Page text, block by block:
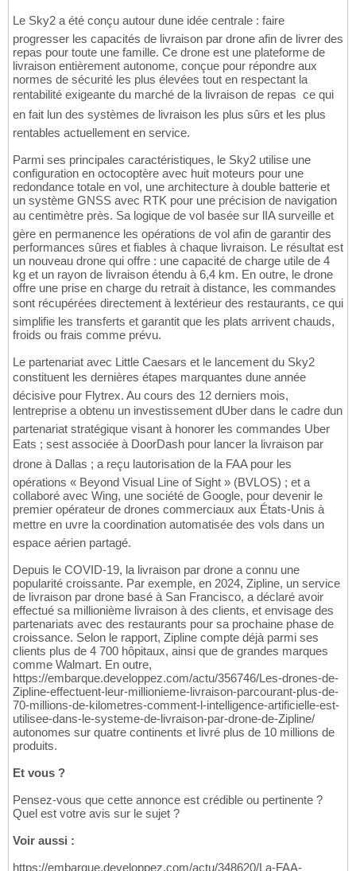
Le Sky2 a été conçu autour dune idée centrale : faire
progresser les capacités de livraison par drone afin de livrer des
repas pour toute une famille. Ce drone est une plateforme de
livraison entièrement autonome, conçue pour répondre aux
normes de sécurité les plus élevées tout en respectant la
rentabilité exigeante du marché de la livraison de repas  ce qui
en fait lun des systèmes de livraison les plus sûrs et les plus
rentables actuellement en service.
Parmi ses principales caractéristiques, le Sky2 utilise une
configuration en octocoptère avec huit moteurs pour une
redondance totale en vol, une architecture à double batterie et
un système GNSS avec RTK pour une précision de navigation
au centimètre près. Sa logique de vol basée sur lIA surveille et
gère en permanence les opérations de vol afin de garantir des
performances sûres et fiables à chaque livraison. Le résultat est
un nouveau drone qui offre : une capacité de charge utile de 4
kg et un rayon de livraison étendu à 6,4 km. En outre, le drone
offre une prise en charge du retrait à distance, les commandes
sont récupérées directement à lextérieur des restaurants, ce qui
simplifie les transferts et garantit que les plats arrivent chauds,
froids ou frais comme prévu.
Le partenariat avec Little Caesars et le lancement du Sky2
constituent les dernières étapes marquantes dune année
décisive pour Flytrex. Au cours des 12 derniers mois,
lentreprise a obtenu un investissement dUber dans le cadre dun
partenariat stratégique visant à honorer les commandes Uber
Eats ; sest associée à DoorDash pour lancer la livraison par
drone à Dallas ; a reçu lautorisation de la FAA pour les
opérations « Beyond Visual Line of Sight » (BVLOS) ; et a
collaboré avec Wing, une société de Google, pour devenir le
premier opérateur de drones commerciaux aux États-Unis à
mettre en uvre la coordination automatisée des vols dans un
espace aérien partagé.
Depuis le COVID-19, la livraison par drone a connu une
popularité croissante. Par exemple, en 2024, Zipline, un service
de livraison par drone basé à San Francisco, a déclaré avoir
effectué sa millionième livraison à des clients, et envisage des
partenariats avec des restaurants pour sa prochaine phase de
croissance. Selon le rapport, Zipline compte déjà parmi ses
clients plus de 4 700 hôpitaux, ainsi que de grandes marques
comme Walmart. En outre,
https://embarque.developpez.com/actu/356746/Les-drones-de-
Zipline-effectuent-leur-millionieme-livraison-parcourant-plus-de-
70-millions-de-kilometres-comment-l-intelligence-artificielle-est-
utilisee-dans-le-systeme-de-livraison-par-drone-de-Zipline/
autonomes sur quatre continents et livré plus de 10 millions de
produits.
Et vous ?
Pensez-vous que cette annonce est crédible ou pertinente ?
Quel est votre avis sur le sujet ?
Voir aussi :
https://embarque.developpez.com/actu/348620/La-FAA-